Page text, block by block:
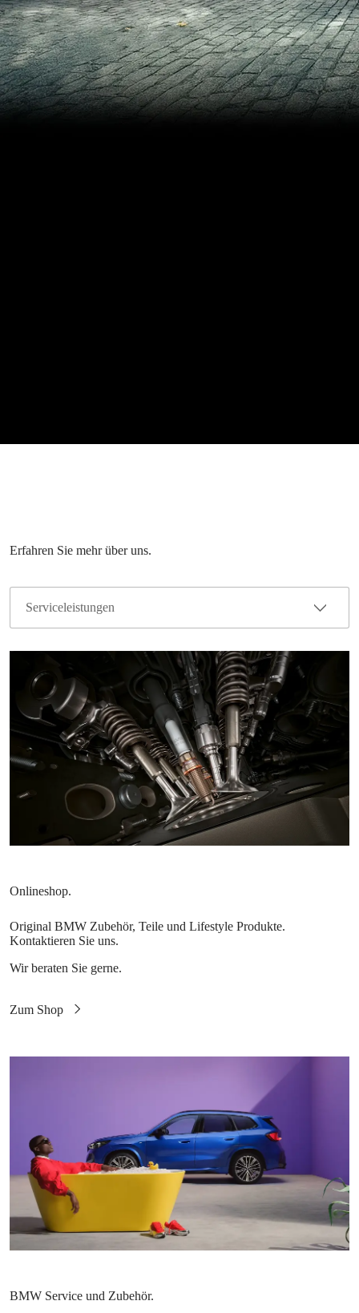
Original BMW Zubehör, Teile und Lifestyle Produkte.
Kontaktieren Sie uns.
Wir beraten Sie gerne.